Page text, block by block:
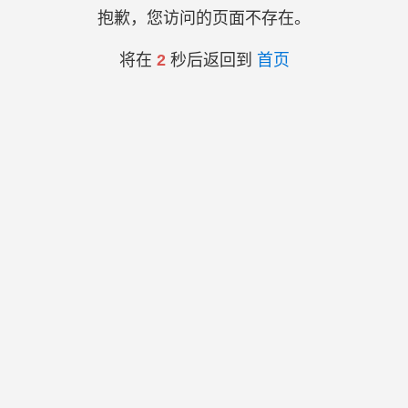
抱歉，您访问的页面不存在。
将在 2秒后返回到 首页